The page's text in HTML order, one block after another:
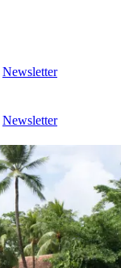
Newsletter
Newsletter